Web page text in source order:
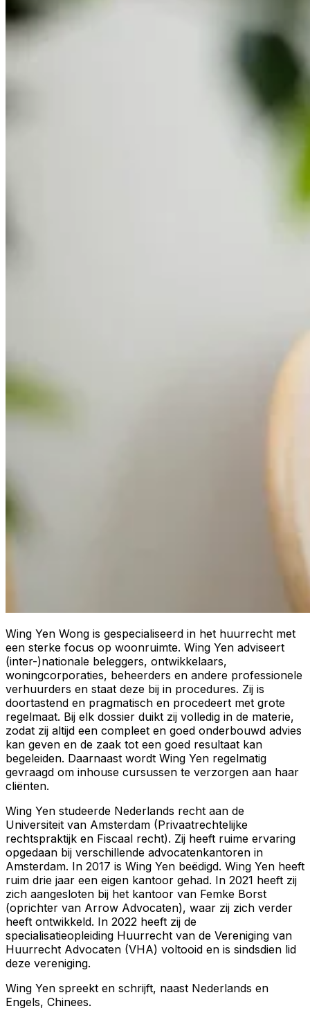
Wing Yen Wong is gespecialiseerd in het huurrecht met
een sterke focus op woonruimte. Wing Yen adviseert
(inter-)nationale beleggers, ontwikkelaars,
woningcorporaties, beheerders en andere professionele
verhuurders en staat deze bij in procedures. Zij is
doortastend en pragmatisch en procedeert met grote
regelmaat. Bij elk dossier duikt zij volledig in de materie,
zodat zij altijd een compleet en goed onderbouwd advies
kan geven en de zaak tot een goed resultaat kan
begeleiden. Daarnaast wordt Wing Yen regelmatig
gevraagd om inhouse cursussen te verzorgen aan haar
cliënten.
Wing Yen studeerde Nederlands recht aan de
Universiteit van Amsterdam (Privaatrechtelijke
rechtspraktijk en Fiscaal recht). Zij heeft ruime ervaring
opgedaan bij verschillende advocatenkantoren in
Amsterdam. In 2017 is Wing Yen beëdigd. Wing Yen heeft
ruim drie jaar een eigen kantoor gehad. In 2021 heeft zij
zich aangesloten bij het kantoor van Femke Borst
(oprichter van Arrow Advocaten), waar zij zich verder
heeft ontwikkeld. In 2022 heeft zij de
specialisatieopleiding Huurrecht van de Vereniging van
Huurrecht Advocaten (VHA) voltooid en is sindsdien lid
deze vereniging.
Wing Yen spreekt en schrijft, naast Nederlands en
Engels, Chinees.